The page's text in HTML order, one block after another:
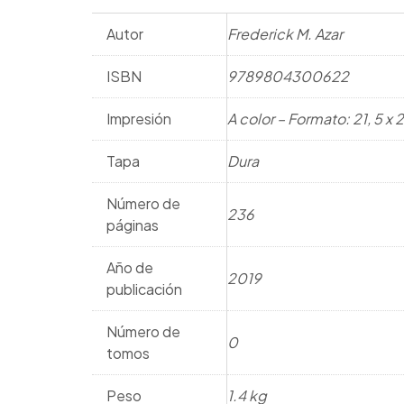
Autor Frederick M. Azar
ISBN 9789804300622
Impresión A color – Formato: 21, 5 x
Tapa Dura
Número de
páginas
236
Año de
publicación
2019
Número de
tomos
0
Peso 1.4 kg